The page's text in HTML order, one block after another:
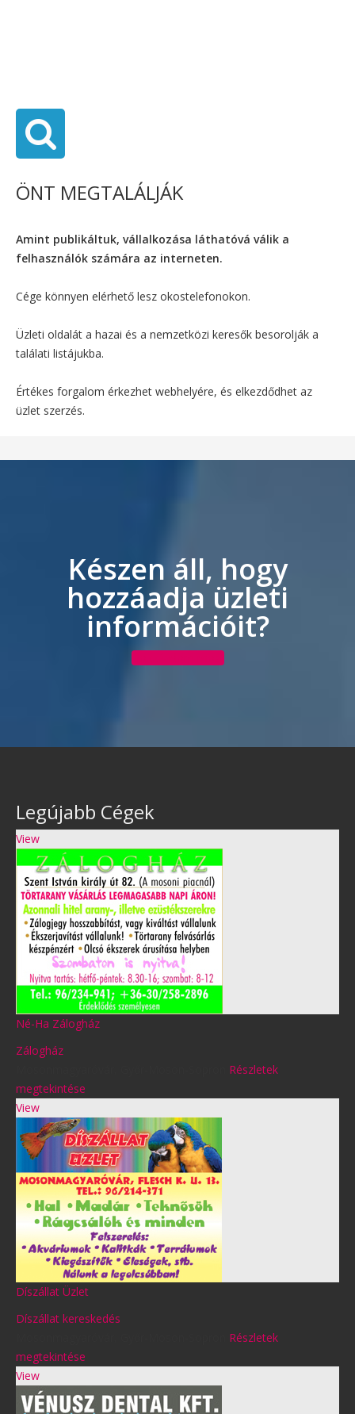
ÖNT MEGTALÁLJÁK
Amint publikáltuk, vállalkozása láthatóvá válik a
felhasználók számára az interneten.
Cége könnyen elérhető lesz okostelefonokon.
Üzleti oldalát a hazai és a nemzetközi keresők besorolják a
találati listájukba.
Értékes forgalom érkezhet webhelyére, és elkezdődhet az
üzlet szerzés.
Készen áll, hogy
hozzáadja üzleti
információit?
Hozzáadom most
Legújabb Cégek
View
Né-Ha Zálogház
Zálogház
Részletek
megtekintése
View
Díszállat Üzlet
Díszállat kereskedés
Részletek
megtekintése
View